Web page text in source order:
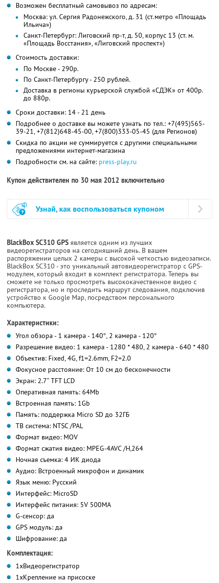
Возможен бесплатный самовывоз по адресам:
Москва: ул. Сергия Радонежского, д. 31 (ст.метро «Площадь
Ильича»)
Санкт-Петербург: Лиговский пр-т, д. 50, корпус 13 (ст. м.
«Площадь Восстания», «Лиговский проспект»)
Стоимость доставки:
По Москве - 290р.
По Санкт-Петербургу - 250 рублей.
Доставка в регионы курьерской службой «СДЭК» от 400р.
до 880р.
Сроки доставки: 14 - 21 день
Подробнее о доставке вы можете узнать по тел.: +7(495)565-
39-21, +7(812)648-45-00, +7(800)333-05-45 (для Регионов)
Cкидка по акции не суммируется с другими специальными
предложениями интернет-магазина
Подробности см. на сайте: press-play.ru
Купон действителен по 30 мая 2012 включительно
Узнай, как воспользоваться купоном
BlackBox SC310 GPS является одним из лучших
видеорегистраторов на сегодняшний день. В вашем
распоряжении целых 2 камеры с высокой четкостью видеозаписи.
BlackBox SC310 - это уникальный автовидеорегистратор с GPS-
модулем, который входит в комплект регистратора. Теперь вы
сможете не только просмотреть высококачественное видео с
регистратора, но и проследить маршрут следования, подключив
устройство к Google Map, посредством персонального
компьютера.
Характеристики:
Угол обзора - 1 камера - 140°, 2 камера - 120°
Разрешение видео: 1 камера - 1280 * 480, 2 камера - 640 * 480
Объектив: Fixed, 4G, f1=2.6mm, F2=2.0
Фокусное расстояние: От 10 см до бесконечности
Экран: 2.7” TFT LCD
Оперативная память: 64Mb
Встроенная память: 1Gb
Память: поддержка Micro SD до 32ГБ
ТВ система: NTSC /PAL
Формат видео: MOV
Формат сжатия видео: MPEG-4AVC /H,264
Ночная съемка: 4 ИК диода
Аудио: Встроенный микрофон и динамик
Язык меню: Русский
Интерфейс: MicroSD
Интерфейс питания: 5V 500MA
G-сенсор: да
GPS модуль: да
Шифрование: да
Комплектация:
1хВидеорегистратор
1хКрепление на присоске